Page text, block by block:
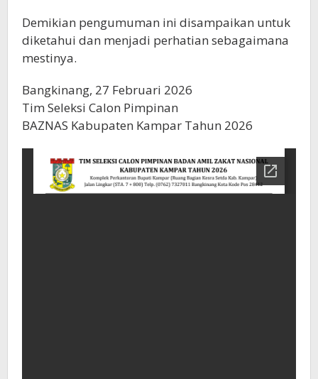
Demikian pengumuman ini disampaikan untuk
diketahui dan menjadi perhatian sebagaimana
mestinya.
Bangkinang, 27 Februari 2026
Tim Seleksi Calon Pimpinan
BAZNAS Kabupaten Kampar Tahun 2026